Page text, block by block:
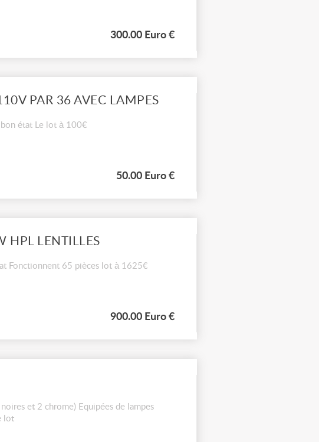
300.00 Euro €
PAR 36 AVEC LAMPES
état Le lot à 100€
50.00 Euro €
HPL LENTILLES
Fonctionnent 65 pièces lot à 1625€
900.00 Euro €
et 2 chrome) Equipées de lampes
lot